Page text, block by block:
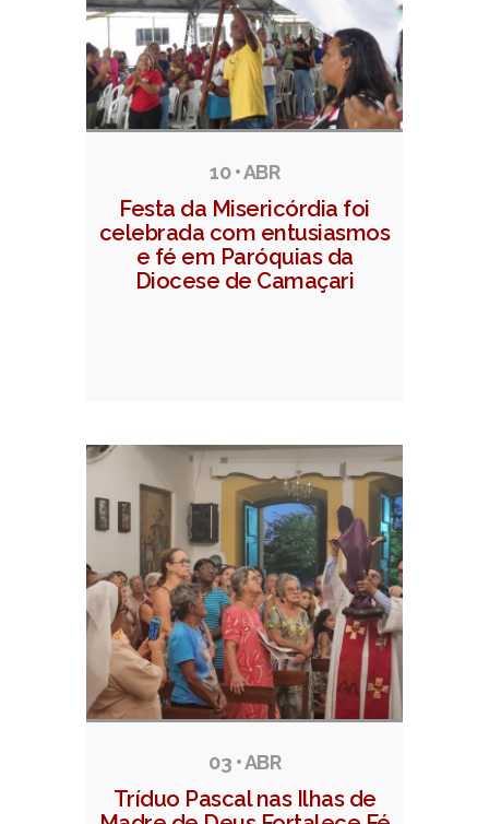
10 • ABR
Festa da Misericórdia foi
celebrada com entusiasmos
e fé em Paróquias da
Diocese de Camaçari
03 • ABR
Tríduo Pascal nas Ilhas de